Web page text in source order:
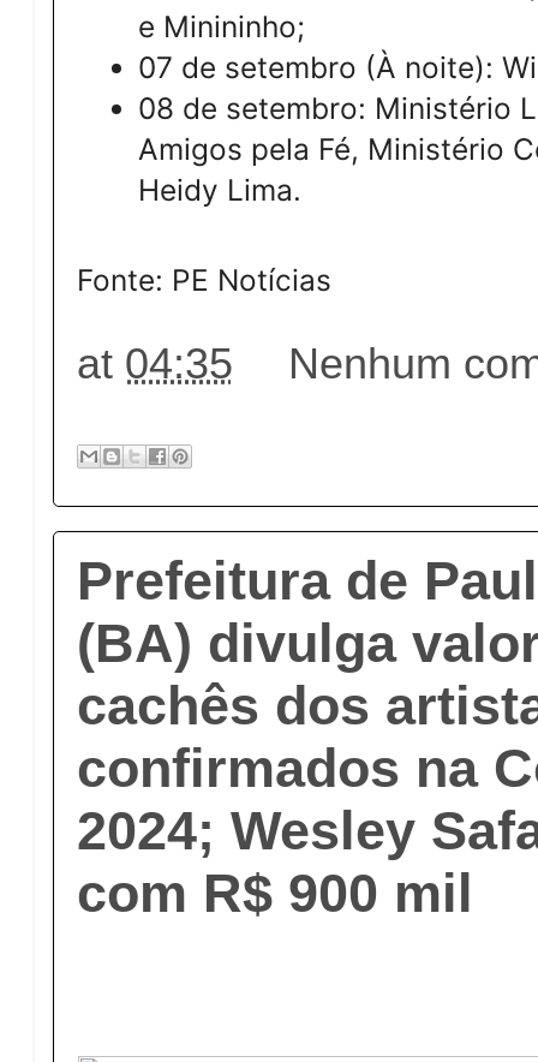
e Minininho;
07 de setembro (À noite):
08 de setembro: Ministério
Amigos pela Fé, Ministério
Heidy Lima.
Fonte: PE Notícias
at 04:35 Nenhum
Prefeitura de
(BA) divulga
cachês dos
confirmados na
2024; Wesley
com R$ 900 mil